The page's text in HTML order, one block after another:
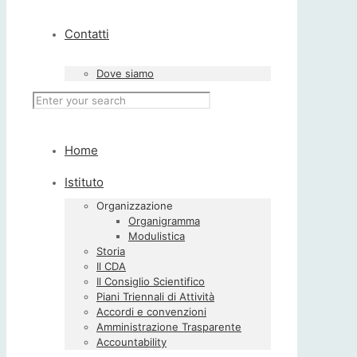
Contatti
Dove siamo
Home
Istituto
Organizzazione
Organigramma
Modulistica
Storia
Il CDA
Il Consiglio Scientifico
Piani Triennali di Attività
Accordi e convenzioni
Amministrazione Trasparente
Accountability